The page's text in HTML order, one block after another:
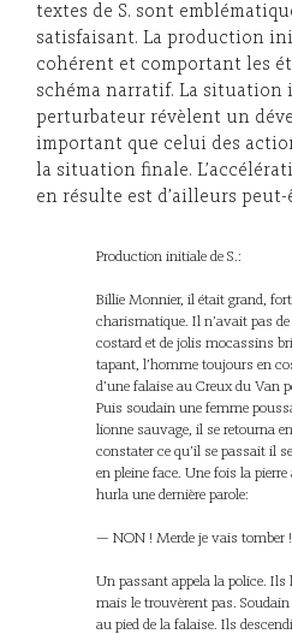
textes de S. sont
satisfaisant. La production
cohérent et comportant les
schéma narratif. La situation
perturbateur révèlent un
important que celui des
la situation finale.
en résulte est d’ailleurs
Production initiale de S.:
Billie Monnier, il était grand,
charismatique. Il n’avait pas
costard et de jolis mocassins
tapant, l’homme toujours en
d’une falaise au Creux du Van
Puis soudain une femme
lionne sauvage, il se retourna
constater ce qu’il se passait il
en pleine face. Une fois la
hurla une dernière parole:
— NON ! Merde je vais tomber !
Un passant appela la police.
mais le trouvèrent pas.
au pied de la falaise. Ils